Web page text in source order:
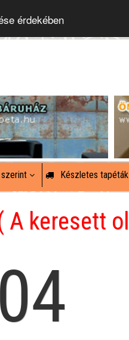
érdekében
Készletes tapéták
keresett